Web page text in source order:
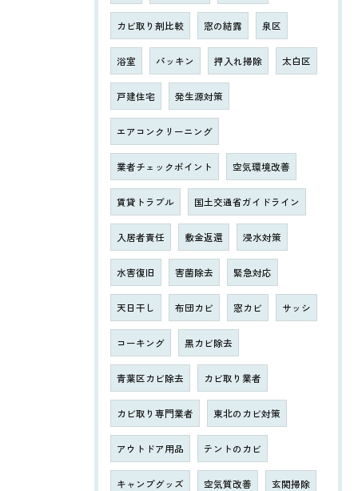
カビ取り剤比較 窓の結露 泉区
浴室 パッキン 押入れ掃除 太白区
戸建住宅 発生源対策
エアコンクリーニング
業者チェックポイント 空気環境改善
賃貸トラブル 国土交通省ガイドライン
入居者責任 敷金返還 浸水対策
水害復旧 害菌除去 緊急対応
天日干し 布団カビ 窓カビ サッシ
コーキング 黒カビ除去
青葉区カビ除去 カビ取り業者
カビ取り専門業者 東北のカビ対策
アウトドア用品 テントのカビ
キャンプグッズ 空気質改善 玄関掃除